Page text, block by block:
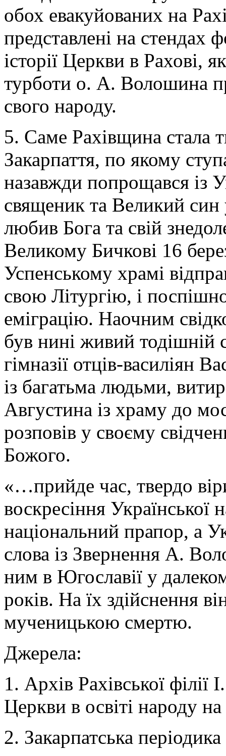
обох евакуйованих на
представлені на стендах
історії Церкви в Рахові,
турботи о. А. Волошина
свого народу.
5. Саме Рахівщина стала
Закарпаття, по якому
назавжди попрощався із
священик та Великий син
любив Бога та свій
Великому Бичкові 16
Успенському храмі
свою Літургію, і
еміграцію. Наочним
був нині живий тодішній
гімназії отців-василіян
із багатьма людьми,
Августина із храму до
розповів у своєму
Божого.
«…прийде час, твердо
воскресіння
національний прапор, а
слова із Звернення А.
ним в Югославії у
років. На їх здійснення
мученицькою смертю.
Джерела:
1. Архів Рахівської
Церкви в освіті народу
2. Закарпатська